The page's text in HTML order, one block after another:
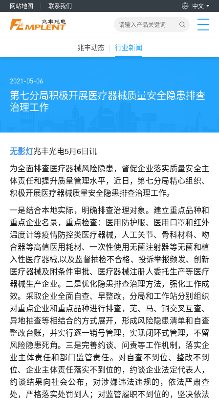
网站地图 联系我们 中文
产品&解决方案
新闻动态
关于我们
加入兆丰
服务支持
联系我们
兆丰动态 行业新闻
2021-05-06
第七分局积极开展医疗器械质量安全隐患排查
治理工作
无影灯兆丰光电5月6日讯
为全面排查医疗器械风险隐患，督促企业落实质量安全主
体责任和提升质量管理水平，近日，第七分局精心组织、
积极开展医疗器械质量安全隐患排查治理工作。
一是结合本地实际，明确排查治理对象。建立重点品种和
重点企业名录，重点检查：医用防护服、医用口罩和红外
温度计等疫情防控类医疗器械，人工关节、骨科材料、吻
合器等高值医用耗材、一次性使用无菌注射器等无菌和植
入性医疗器械,以及监督抽检不合格、投诉举报频发、创新
医疗器械及附条件审批、医疗器械注册人委托生产等医疗
器械生产企业。二是优化隐患排查治理方法，强化工作成
效。采取企业全面自查、早整改，分局和工作站分别组织
对重点企业和重点品种进行排查，芜、马、铜交叉互查、
异地抽查等相结合的方式展开，形成风险隐患清单和自查
整改台账，并实行逐一销号管理，实现闭环式管理，不留
风险隐患死角。三是完善约谈、问责等工作机制，落实企
业主体责任和部门监管责任。对自查不到位、整改不到
位、企业主体责任落实不到位的，约谈企业法定代表人，
约谈结果向社会公布，对涉嫌违法违规的，依法严肃查
处，严格落实处罚到人；对监管履职不到位的，坚决依法